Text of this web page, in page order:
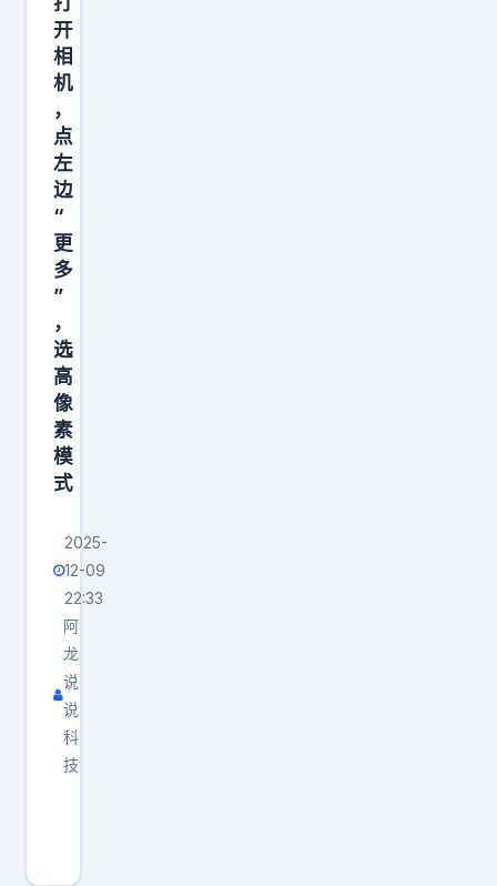
手
机
功
都
是
正
的
开
相
机
，
点
左
边
“
更
多
”
，
选
高
像
素
模
式
2025-
12-09
22:33
阿
龙
说
说
科
技